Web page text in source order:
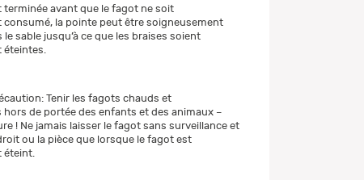
avant que le fagot ne soit
la pointe peut être soigneusement
sable jusqu’à ce que les braises soient
éteintes.
Tenir les fagots chauds et
hors de portée des enfants et des animaux –
! Ne jamais laisser le fagot sans surveillance et
ou la pièce que lorsque le fagot est